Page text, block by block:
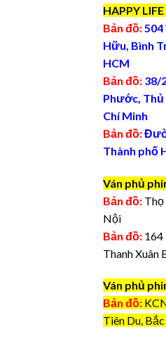
HAPPY LIFE
Bản đồ:504
Hữu, Bình
HCM
Bản đồ: 38/
Phước,
Chí Minh
Bản đồ:
Thành phố
Ván phủ
Bản đồ: Thọ
Nội
Bản đồ: 164
Thanh Xuân
Ván phủ
Bản đồ:
Tiên Du,